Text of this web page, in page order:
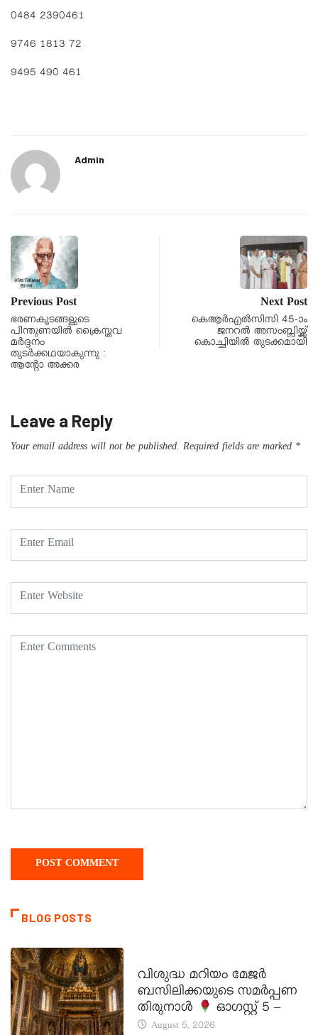
0484 2390461
9746 1813 72
9495 490 461
Admin
Previous Post
ഭരണകൂടങ്ങളുടെ
പിന്തുണയിൽ ക്രൈസ്തവ
മർദ്ദനം
തുടർക്കഥയാകുന്നു :
ആൻ്റോ അക്കര
Next Post
കെആര്‍എല്‍സിസി 45-ാം
ജനറല്‍ അസംബ്ലിയ്ക്ക്
കൊച്ചിയില്‍ തുടക്കമായി
Leave a Reply
Your email address will not be published. Required fields are marked *
BLOG POSTS
വിശുദ്ധ മറിയം മേജർ
ബസിലിക്കയുടെ സമർപ്പണ
തിരുനാൾ
ഓഗസ്റ്റ് 5 –
August 5, 2026